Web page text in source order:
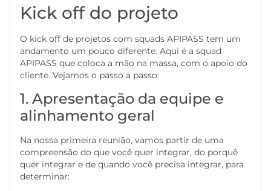
Kick off do projeto
O kick off de projetos com squads APIPASS tem um
andamento um pouco diferente. Aqui é a squad
APIPASS que coloca a mão na massa, com o apoio do
cliente. Vejamos o passo a passo:
1. Apresentação da equipe e
alinhamento geral
Na nossa primeira reunião, vamos partir de uma
compreensão do que você quer integrar, do porquê
quer integrar e de quando você precisa integrar, para
determinar: